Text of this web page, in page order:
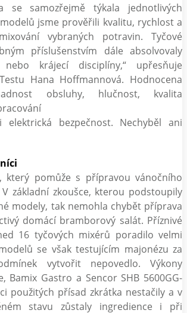
se samozřejmě týkala jednotlivých
jsme prověřili kvalitu, rychlost a
vybraných potravin. Tyčové
příslušenstvím dále absolvovaly
nebo krájecí disciplíny,“ upřesňuje
Hana Hoffmannová. Hodnocena
obsluhy, hlučnost, kvalita
bezpečnost. Nechyběl ani
který pomůže s přípravou vánočního
základní zkoušce, kterou podstoupily
modely, tak nemohla chybět příprava
domácí bramborový salát. Příznivé
16 tyčových mixérů poradilo velmi
se však testujícím majonézu za
vytvořit nepovedlo. Výkony
Bamix Gastro a Sencor SHB 5600GG-
použitých přísad zkrátka nestačily a v
stavu zůstaly ingredience i při